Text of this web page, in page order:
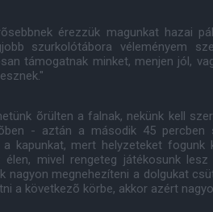
érezzük magunkat hazai
szurkolótábora véleményem
támogatnak minket, menjen jól,
õrülten a falnak, nekünk kell
- aztán a második 45
a kapunkat, mert helyzeteket fogunk
élen, mivel rengeteg játékosunk
nagyon megnehezíteni a dolgukat
a következõ körbe, akkor azért